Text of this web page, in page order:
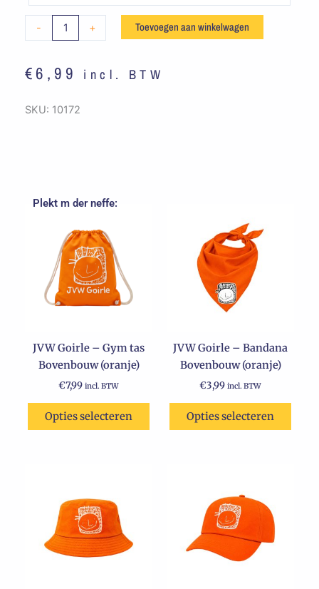
-
Bovenbouw
(oranje)
+ Toevoegen aan winkelwagen
€6,99 incl. BTW
SKU: 10172
Plekt m der neffe:
JVW Goirle – Gym tas
Bovenbouw (oranje)
€7,99 incl. BTW
Opties selecteren
JVW Goirle – Bandana
Bovenbouw (oranje)
€3,99 incl. BTW
Opties selecteren
heeft
meerdere
variaties.
Deze
heeft
meerdere
variaties.
Deze